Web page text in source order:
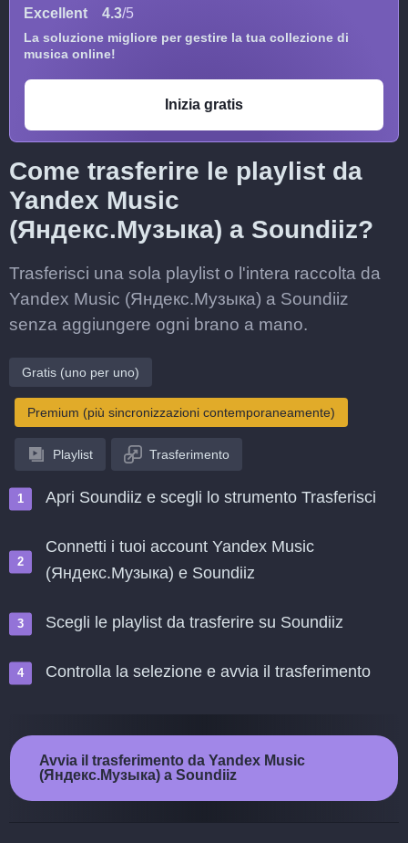
Excellent 4.3/5
La soluzione migliore per gestire la tua collezione di
musica online!
Inizia gratis
Come trasferire le playlist da
Yandex Music
(Яндекс.Музыка) a Soundiiz?
Trasferisci una sola playlist o l'intera raccolta da
Yandex Music (Яндекс.Музыка) a Soundiiz
senza aggiungere ogni brano a mano.
Gratis (uno per uno)
Premium (più sincronizzazioni contemporaneamente)
Playlist Trasferimento
Apri Soundiiz e scegli lo strumento Trasferisci
Connetti i tuoi account Yandex Music
(Яндекс.Музыка) e Soundiiz
Scegli le playlist da trasferire su Soundiiz
Controlla la selezione e avvia il trasferimento
Avvia il trasferimento da Yandex Music
(Яндекс.Музыка) a Soundiiz